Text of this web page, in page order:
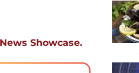
Showcase.
седмицата с ръст